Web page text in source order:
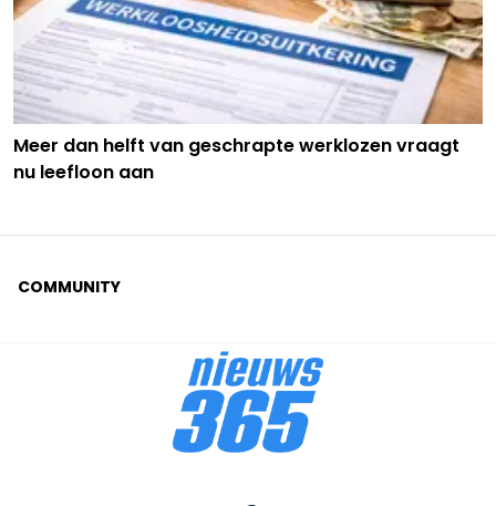
Meer dan helft van geschrapte werklozen vraagt
nu leefloon aan
COMMUNITY